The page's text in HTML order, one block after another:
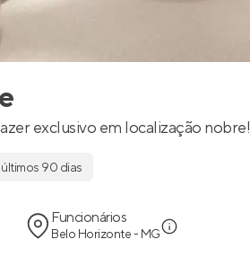
exclusivo em localização nobre!
90 dias
Funcionários
Belo Horizonte - MG